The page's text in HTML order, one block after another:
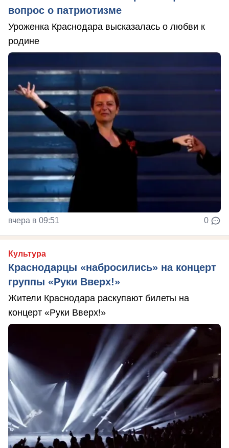
вопрос о патриотизме
Уроженка Краснодара высказалась о любви к
родине
вчера в 09:51 0
Культура
Краснодарцы «набросились» на концерт
группы «Руки Вверх!»
Жители Краснодара раскупают билеты на
концерт «Руки Вверх!»